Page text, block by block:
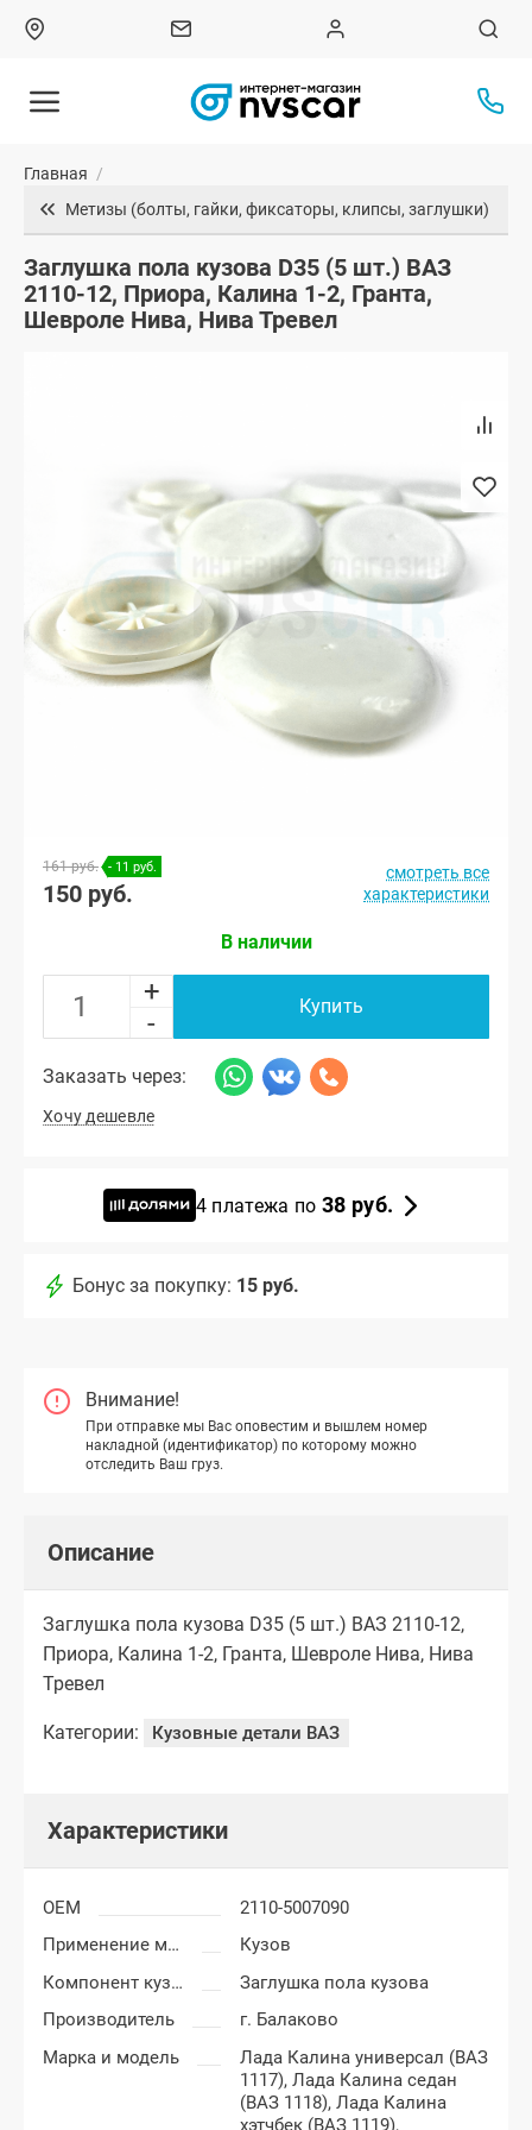
Главная /
Метизы (болты, гайки, фиксаторы, клипсы, заглушки)
Заглушка пола кузова D35 (5 шт.) ВАЗ
2110-12, Приора, Калина 1-2, Гранта,
Шевроле Нива, Нива Тревел
161 руб. - 11 руб.
150 руб.
смотреть все
характеристики
В наличии
+
-
Купить
Заказать через:
Хочу дешевле
4 платежа по 38 руб.
Бонус за покупку: 15 руб.
Внимание!
При отправке мы Вас оповестим и вышлем номер
накладной (идентификатор) по которому можно
отследить Ваш груз.
Описание
Заглушка пола кузова D35 (5 шт.) ВАЗ 2110-12,
Приора, Калина 1-2, Гранта, Шевроле Нива, Нива
Тревел
Категории: Кузовные детали ВАЗ
Характеристики
OEM
2110-5007090
Применение метизов
Кузов
Компонент кузова
Заглушка пола кузова
Производитель
г. Балаково
Марка и модель
Лада Калина универсал (ВАЗ
1117),Лада Калина седан
(ВАЗ 1118),Лада Калина
хэтчбек (ВАЗ 1119),